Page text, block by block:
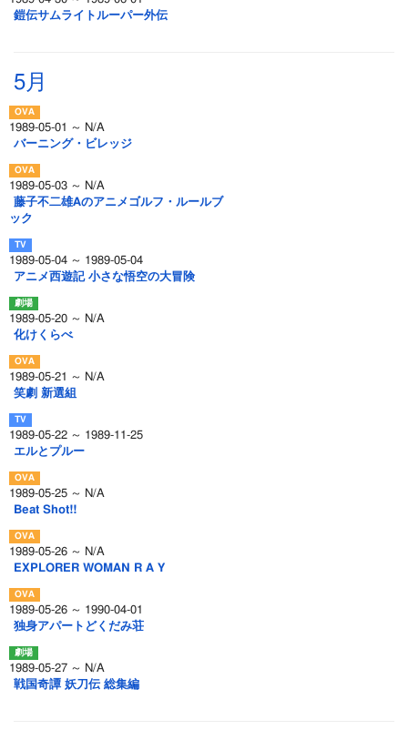
鎧伝サムライトルーパー外伝
5月
1989-05-01 ～ N/A
バーニング・ビレッジ
1989-05-03 ～ N/A
藤子不二雄Aのアニメゴルフ・ルールブ
ック
1989-05-04 ～ 1989-05-04
アニメ西遊記 小さな悟空の大冒険
1989-05-20 ～ N/A
化けくらべ
1989-05-21 ～ N/A
笑劇 新選組
1989-05-22 ～ 1989-11-25
エルとプルー
1989-05-25 ～ N/A
Beat Shot!!
1989-05-26 ～ N/A
EXPLORER WOMAN R A Y
1989-05-26 ～ 1990-04-01
独身アパートどくだみ荘
1989-05-27 ～ N/A
戦国奇譚 妖刀伝 総集編